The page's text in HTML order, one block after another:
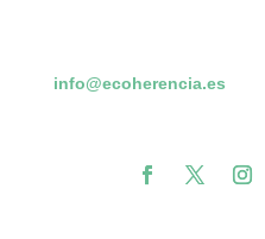
info@ecoherencia.es